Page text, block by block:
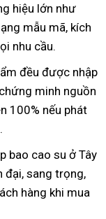
hiệu lớn như
mẫu mã, kích
nhu cầu.
đều được nhập
minh nguồn
100% nếu phát
bao cao su ở Tây
đại, sang trọng,
hàng khi mua